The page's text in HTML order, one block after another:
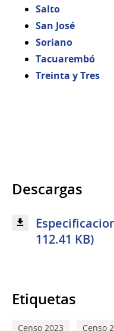
Salto
San José
Soriano
Tacuarembó
Treinta y Tres
Descargas
112.41 KB)
Etiquetas
Censo 2023 Censo